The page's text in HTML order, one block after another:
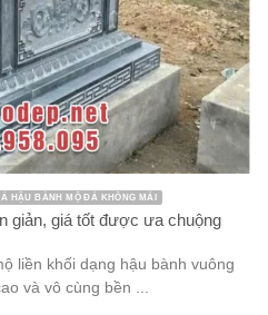
HẬU BÀNH MỘ ĐÁ KHÔNG MÁI
giản, giá tốt được ưa chuộng
liền khối dạng hậu bành vuông
và vô cùng bền ...